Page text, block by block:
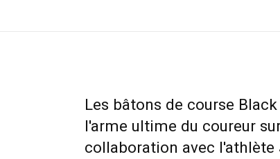
Les bâtons de course
l'arme ultime du coureur
collaboration avec